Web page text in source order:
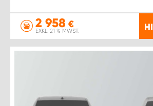
2 958 €
EXKL. 21 % MWST.